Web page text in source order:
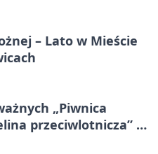
– Lato w Mieście
„Piwnica
przeciwlotnicza” –